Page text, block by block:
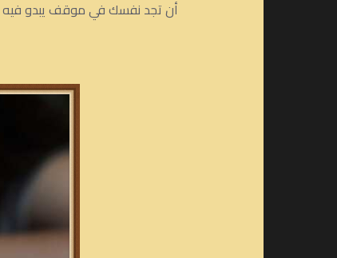
أن تجد نفسك في موقف يبدو فيه